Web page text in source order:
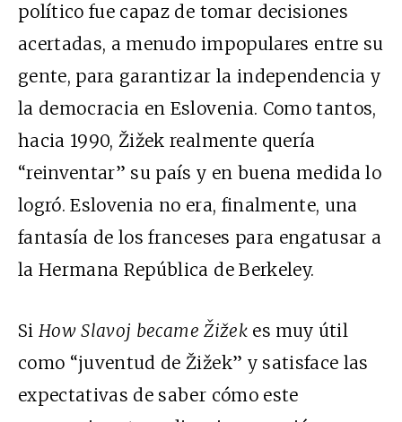
político fue capaz de tomar decisiones
acertadas, a menudo impopulares entre su
gente, para garantizar la independencia y
la democracia en Eslovenia. Como tantos,
hacia 1990, Žižek realmente quería
“reinventar” su país y en buena medida lo
logró. Eslovenia no era, finalmente, una
fantasía de los franceses para engatusar a
la Hermana República de Berkeley.
SiHow Slavoj became Žižek es muy útil
como “juventud de Žižek” y satisface las
expectativas de saber cómo este